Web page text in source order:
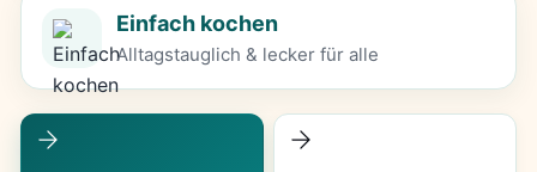
Einfach kochen
Alltagstauglich & lecker für alle